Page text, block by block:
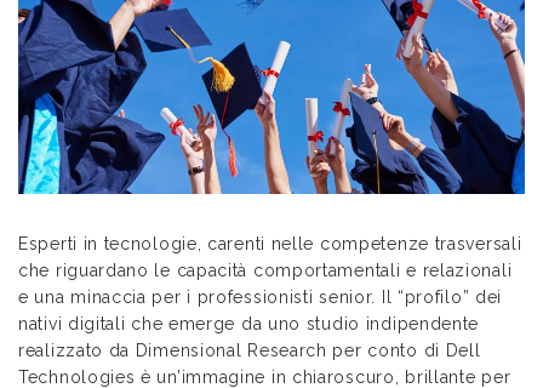
Esperti in tecnologie, carenti nelle competenze trasversali
che riguardano le capacità comportamentali e relazionali
e una minaccia per i professionisti senior. Il “profilo” dei
nativi digitali che emerge da uno studio indipendente
realizzato da Dimensional Research per conto di Dell
Technologies è un’immagine in chiaroscuro, brillante per